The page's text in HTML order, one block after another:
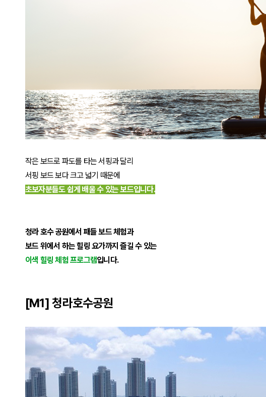
작은 보드로 파도를 타는 서핑과 달리
서핑 보드 보다크고 넓기 때문에
초보자분들도 쉽게 배울 수 있는 보드입니다.
청라 호수 공원에서 패들 보드 체험과
보드 위에서 하는 힐링 요가까지 즐길 수 있는
이색 힐링 체험 프로그램입니다.
[M1] 청라호수공원